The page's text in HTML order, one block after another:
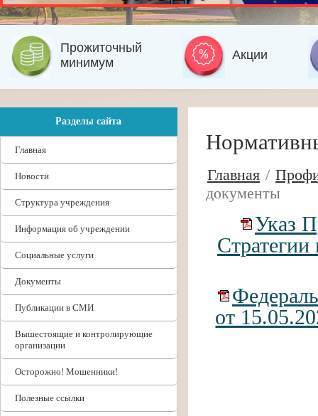
Прожиточный
минимум
Акции
Разделы сайта
Главная
Новости
Структура учреждения
Информация об учреждении
Социальные услуги
Документы
Публикации в СМИ
Вышестоящие и контролирующие
организации
Осторожно! Мошенники!
Полезные ссылки
Главная /
документы
Указ
Стратегии
от